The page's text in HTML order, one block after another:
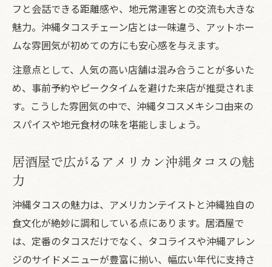
フと会話できる距離感や、地元常連客との交流も大きな
魅力。沖縄タコスチェーン店とは一味違う、アットホー
ムな雰囲気が初めての方にも安心感を与えます。
注意点として、人気の高い店舗は混み合うことが多いた
め、事前予約やピークタイムを避けた来店が推奨されま
す。こうした雰囲気の中で、沖縄タコスメキシコ由来の
スパイスや地元食材の味を堪能しましょう。
居酒屋で広がるアメリカン沖縄タコスの魅
力
沖縄タコスの魅力は、アメリカンテイストと沖縄独自の
食文化が絶妙に調和している点にあります。居酒屋で
は、定番のタコスだけでなく、タコライスや沖縄アレン
ジのサイドメニューが豊富に揃い、幅広い年代に支持さ